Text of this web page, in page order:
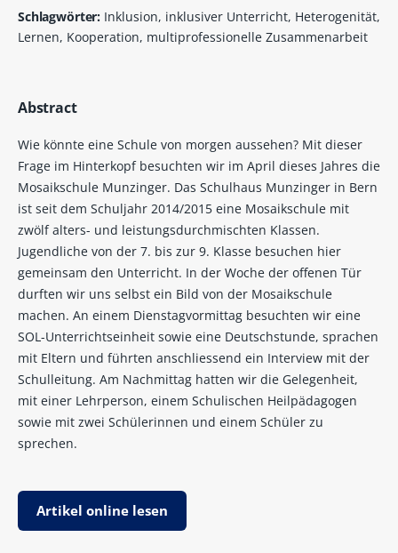
Schlagwörter: Inklusion, inklusiver Unterricht, Heterogenität,
Lernen, Kooperation, multiprofessionelle Zusammenarbeit
Abstract
Wie könnte eine Schule von morgen aussehen? Mit dieser
Frage im Hinterkopf besuchten wir im April dieses Jahres die
Mosaikschule Munzinger. Das Schulhaus Munzinger in Bern
ist seit dem Schuljahr 2014/2015 eine Mosaikschule mit
zwölf alters- und leistungsdurchmischten Klassen.
Jugendliche von der 7. bis zur 9. Klasse besuchen hier
gemeinsam den Unterricht. In der Woche der offenen Tür
durften wir uns selbst ein Bild von der Mosaikschule
machen. An einem Dienstagvormittag besuchten wir eine
SOL-Unterrichtseinheit sowie eine Deutschstunde, sprachen
mit Eltern und führten anschliessend ein Interview mit der
Schulleitung. Am Nachmittag hatten wir die Gelegenheit,
mit einer Lehrperson, einem Schulischen Heilpädagogen
sowie mit zwei Schülerinnen und einem Schüler zu
sprechen.
Artikel online lesen